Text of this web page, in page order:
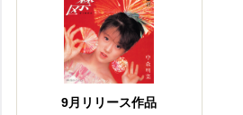
9月リリース作品